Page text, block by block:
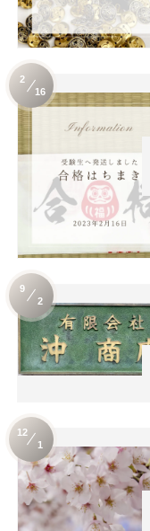
2
16
9
2
12
1